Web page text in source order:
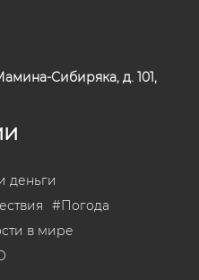
Сибиряка, д. 101,
деньги
#Погода
в мире